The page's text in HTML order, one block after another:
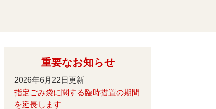
重要なお知らせ
2026年6月22日更新
指定ごみ袋に関する臨時措置の期間
を延長します